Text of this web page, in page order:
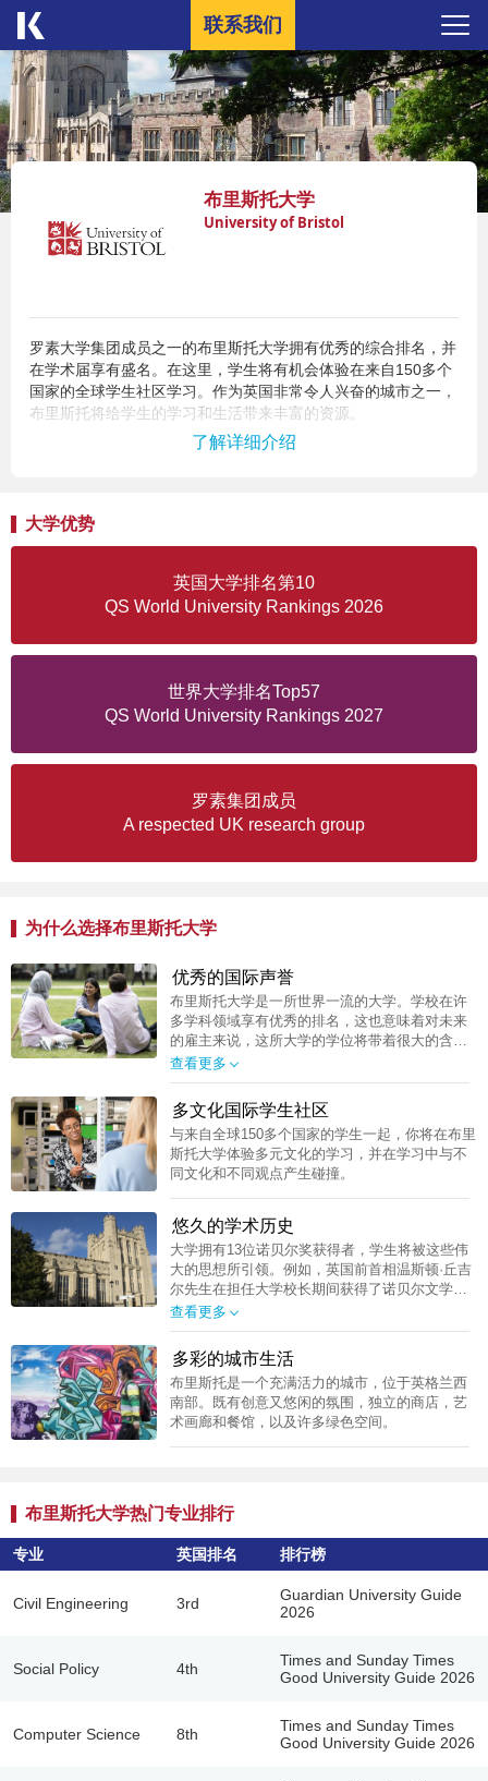
联系我们
布里斯托大学
University of Bristol
罗素大学集团成员之一的布里斯托大学拥有优秀的综合排名，并
在学术届享有盛名。在这里，学生将有机会体验在来自150多个
国家的全球学生社区学习。作为英国非常令人兴奋的城市之一，
布里斯托将给学生的学习和生活带来丰富的资源。
你可以通过就读Kaplan伦敦国际学院 Kaplan International
College London （KICL）的预科课程升入布里斯托大学完成学
了解详细介绍
大学优势
英国大学排名第10
QS World University Rankings 2026
世界大学排名Top57
QS World University Rankings 2027
罗素集团成员
A respected UK research group
为什么选择布里斯托大学
优秀的国际声誉
布里斯托大学是一所世界一流的大学。学校在许
多学科领域享有优秀的排名，这也意味着对未来
的雇主来说，这所大学的学位将带着很大的含金
量。
查看更多
多文化国际学生社区
与来自全球150多个国家的学生一起，你将在布里
斯托大学体验多元文化的学习，并在学习中与不
同文化和不同观点产生碰撞。
悠久的学术历史
大学拥有13位诺贝尔奖获得者，学生将被这些伟
大的思想所引领。例如，英国前首相温斯顿·丘吉
尔先生在担任大学校长期间获得了诺贝尔文学
奖。
查看更多
多彩的城市生活
布里斯托是一个充满活力的城市，位于英格兰西
南部。既有创意又悠闲的氛围，独立的商店，艺
术画廊和餐馆，以及许多绿色空间。
布里斯托大学热门专业排行
专业 英国排名 排行榜
Civil Engineering 3rd
Guardian University Guide
2026
Social Policy 4th
Times and Sunday Times
Good University Guide 2026
Computer Science 8th
Times and Sunday Times
Good University Guide 2026